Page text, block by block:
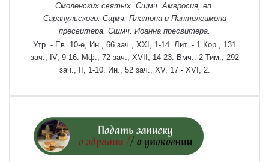
Смоленских святых . Сщмч. Амвросия , еп.
Сарапульского. Сщмч. Платонаи Пантелеимона
пресвитера. Сщмч. Иоанна пресвитера.
Утр. - Ев. 10-е, Ин., 66 зач., XXI, 1-14. Лит. - 1 Кор., 131
зач., IV, 9-16. Мф., 72 зач., XVII, 14-23. Вмч.: 2 Тим., 292
зач., II, 1-10. Ин., 52 зач., XV, 17 - XVI, 2.